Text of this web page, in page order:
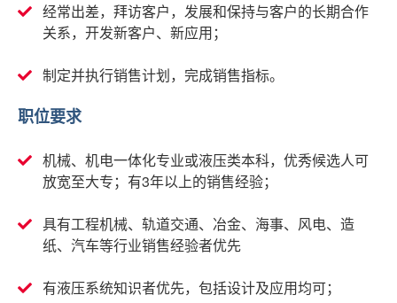
经常出差，拜访客户，发展和保持与客户的长期合作
关系，开发新客户、新应用；
制定并执行销售计划，完成销售指标。
职位要求
机械、机电一体化专业或液压类本科，优秀候选人可
放宽至大专；有3年以上的销售经验；
具有工程机械、轨道交通、冶金、海事、风电、造
纸、汽车等行业销售经验者优先
有液压系统知识者优先，包括设计及应用均可；